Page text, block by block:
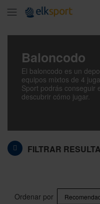
Baloncodo
El baloncodo es un
equipos mixtos de 4
Sport podrás conseguir
descubrir cómo jugar.
FILTRAR
Ordenar por